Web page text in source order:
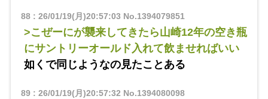
88: 26/01/19(月)20:57:03 No.1394079851
>こぜーにが襲来してきたら山崎12年の空き瓶
にサントリーオールド入れて飲ませればいい
如くで同じようなの見たことある
89: 26/01/19(月)20:57:32 No.1394080098